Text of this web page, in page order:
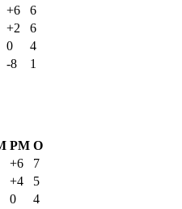
+6
6
+2
6
0
4
-8
1
РМ О
+6
7
+4
5
0
4